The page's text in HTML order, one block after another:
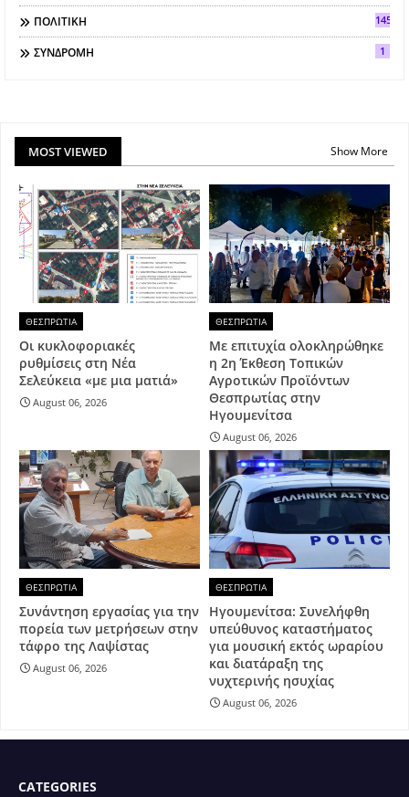
ΠΟΛΙΤΙΚΗ 145
ΣΥΝΔΡΟΜΗ 1
MOST VIEWED Show More
ΘΕΣΠΡΩΤΙΑ
Οι κυκλοφοριακές
ρυθμίσεις στη Νέα
Σελεύκεια «με μια ματιά»
August 06, 2026
ΘΕΣΠΡΩΤΙΑ
Με επιτυχία ολοκληρώθηκε
η 2η Έκθεση Τοπικών
Αγροτικών Προϊόντων
Θεσπρωτίας στην
Ηγουμενίτσα
August 06, 2026
ΘΕΣΠΡΩΤΙΑ
Συνάντηση εργασίας για την
πορεία των μετρήσεων στην
τάφρο της Λαψίστας
August 06, 2026
ΘΕΣΠΡΩΤΙΑ
Ηγουμενίτσα: Συνελήφθη
υπεύθυνος καταστήματος
για μουσική εκτός ωραρίου
και διατάραξη της
νυχτερινής ησυχίας
August 06, 2026
CATEGORIES